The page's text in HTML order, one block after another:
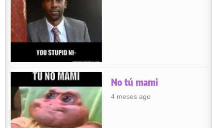
No tú mami
4 meses ago